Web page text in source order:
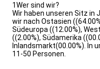
1Wer sind wir?
Wir haben unseren Sitz in
wir nach Ostasien
Südeuropa ((12.00%),
((2.00%), Südamerika
Inlandsmarkt(00.00%). In
11-50 Personen.